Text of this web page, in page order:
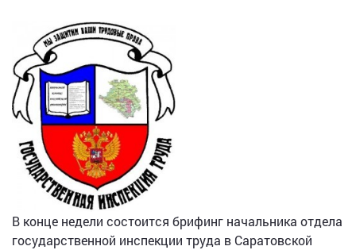
В конце недели состоится брифинг начальника отдела
государственной инспекции труда в Саратовской